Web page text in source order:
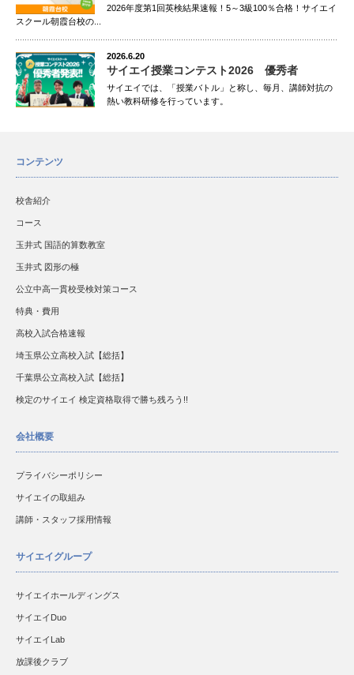
2026年度第1回英検結果速報！5～3級100％合格！サイエイ
スクール朝霞台校の...
2026.6.20
サイエイ授業コンテスト2026 優秀者
サイエイでは、「授業バトル」と称し、毎月、講師対抗の
熱い教科研修を行っています。
コンテンツ
校舎紹介
コース
玉井式 国語的算数教室
玉井式 図形の極
公立中高一貫校受検対策コース
特典・費用
高校入試合格速報
埼玉県公立高校入試【総括】
千葉県公立高校入試【総括】
検定のサイエイ 検定資格取得で勝ち残ろう!!
会社概要
プライバシーポリシー
サイエイの取組み
講師・スタッフ採用情報
サイエイグループ
サイエイホールディングス
サイエイDuo
サイエイLab
放課後クラブ